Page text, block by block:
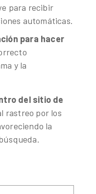
para recibir
automáticas.
para hacer
y la
del sitio de
rastreo por los
la